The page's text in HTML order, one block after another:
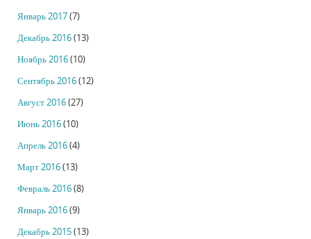
Январь 2017(7)
Декабрь 2016(13)
Ноябрь 2016(10)
Сентябрь 2016(12)
Август 2016(27)
Июнь 2016(10)
Апрель 2016(4)
Март 2016(13)
Февраль 2016(8)
Январь 2016(9)
Декабрь 2015(13)